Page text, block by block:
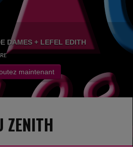
DAMES + LEFEL EDITH
maintenant
ZENITH